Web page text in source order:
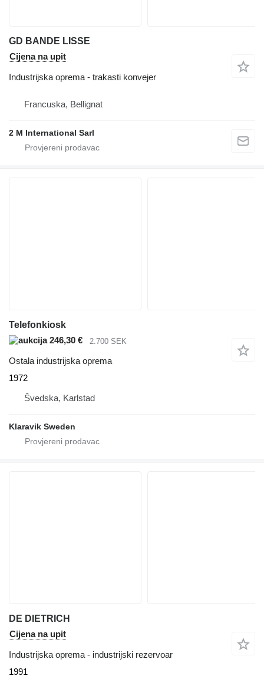
GD BANDE LISSE
Cijena na upit
Industrijska oprema - trakasti konvejer
Francuska, Bellignat
2 M International Sarl
Telefonkiosk
246,30 €
2.700 SEK
Ostala industrijska oprema
1972
Švedska, Karlstad
Klaravik Sweden
DE DIETRICH
Cijena na upit
Industrijska oprema - industrijski rezervoar
1991